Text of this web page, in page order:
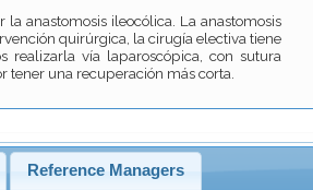
anastomosis ileocólica. La anastomosis
quirúrgica, la cirugía electiva tiene
realizarla vía laparoscópica, con sutura
tener una recuperación más corta.
Reference Managers